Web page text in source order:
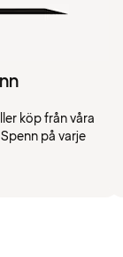
köp från våra
på varje